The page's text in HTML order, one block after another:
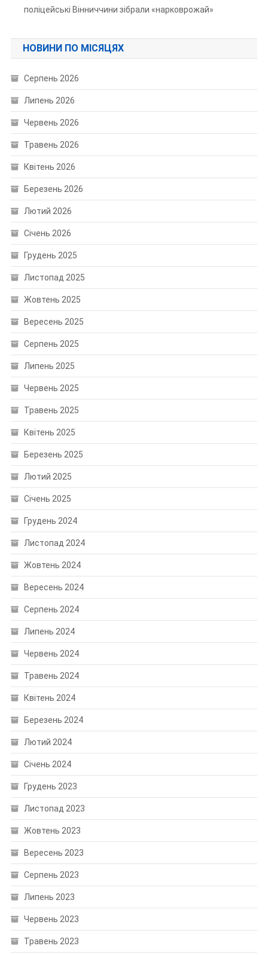
поліцейські Вінниччини зібрали «нарковрожай»
НОВИНИ ПО МІСЯЦЯХ
Серпень 2026
Липень 2026
Червень 2026
Травень 2026
Квітень 2026
Березень 2026
Лютий 2026
Січень 2026
Грудень 2025
Листопад 2025
Жовтень 2025
Вересень 2025
Серпень 2025
Липень 2025
Червень 2025
Травень 2025
Квітень 2025
Березень 2025
Лютий 2025
Січень 2025
Грудень 2024
Листопад 2024
Жовтень 2024
Вересень 2024
Серпень 2024
Липень 2024
Червень 2024
Травень 2024
Квітень 2024
Березень 2024
Лютий 2024
Січень 2024
Грудень 2023
Листопад 2023
Жовтень 2023
Вересень 2023
Серпень 2023
Липень 2023
Червень 2023
Травень 2023